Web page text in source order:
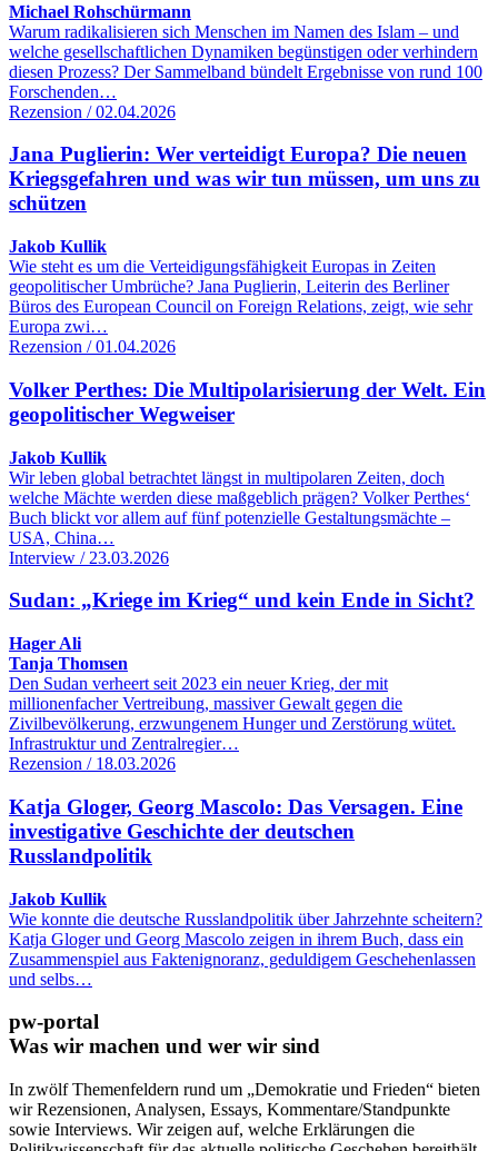
Michael Rohschürmann
Warum radikalisieren sich Menschen im Namen des Islam – und
welche gesellschaftlichen Dynamiken begünstigen oder verhindern
diesen Prozess? Der Sammelband bündelt Ergebnisse von rund 100
Forschenden…
Rezension / 02.04.2026
Jana Puglierin: Wer verteidigt Europa? Die neuen
Kriegsgefahren und was wir tun müssen, um uns zu
schützen
Jakob Kullik
Wie steht es um die Verteidigungsfähigkeit Europas in Zeiten
geopolitischer Umbrüche? Jana Puglierin, Leiterin des Berliner
Büros des European Council on Foreign Relations, zeigt, wie sehr
Europa zwi…
Rezension / 01.04.2026
Volker Perthes: Die Multipolarisierung der Welt. Ein
geopolitischer Wegweiser
Jakob Kullik
Wir leben global betrachtet längst in multipolaren Zeiten, doch
welche Mächte werden diese maßgeblich prägen? Volker Perthes‘
Buch blickt vor allem auf fünf potenzielle Gestaltungsmächte –
USA, China…
Interview / 23.03.2026
Sudan: „Kriege im Krieg“ und kein Ende in Sicht?
Hager Ali
Tanja Thomsen
Den Sudan verheert seit 2023 ein neuer Krieg, der mit
millionenfacher Vertreibung, massiver Gewalt gegen die
Zivilbevölkerung, erzwungenem Hunger und Zerstörung wütet.
Infrastruktur und Zentralregier…
Rezension / 18.03.2026
Katja Gloger, Georg Mascolo: Das Versagen. Eine
investigative Geschichte der deutschen
Russlandpolitik
Jakob Kullik
Wie konnte die deutsche Russlandpolitik über Jahrzehnte scheitern?
Katja Gloger und Georg Mascolo zeigen in ihrem Buch, dass ein
Zusammenspiel aus Faktenignoranz, geduldigem Geschehenlassen
und selbs…
pw-portal
Was wir machen und wer wir sind
In zwölf Themenfeldern rund um „Demokratie und Frieden“ bieten
wir Rezensionen, Analysen, Essays, Kommentare/Standpunkte
sowie Interviews. Wir zeigen auf, welche Erklärungen die